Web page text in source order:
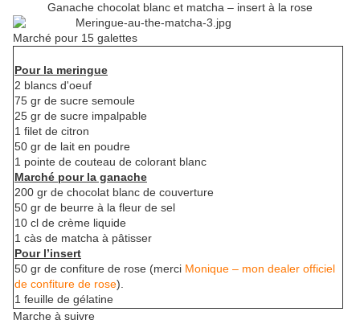
Ganache chocolat blanc et matcha – insert à la rose
Marché pour 15 galettes
Pour la meringue
2 blancs d'oeuf
75 gr de sucre semoule
25 gr de sucre impalpable
1 filet de citron
50 gr de lait en poudre
1 pointe de couteau de colorant blanc
Marché pour la ganache
200 gr de chocolat blanc de couverture
50 gr de beurre à la fleur de sel
10 cl de crème liquide
1 càs de matcha à pâtisser
Pour l’insert
50 gr de confiture de rose (merci Monique – mon dealer officiel
de confiture de rose).
1 feuille de gélatine
Marche à suivre